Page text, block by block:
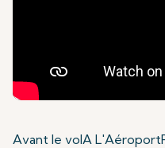
Avant le volA L'Aéroport